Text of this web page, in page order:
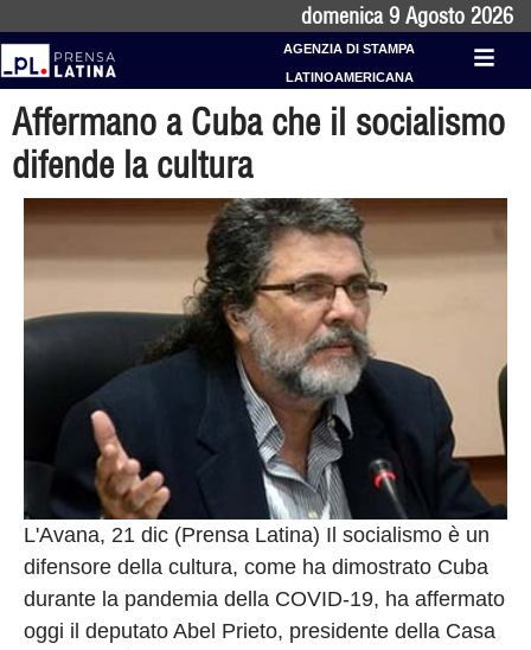
domenica 9 Agosto 2026
AGENZIA DI STAMPA
LATINOAMERICANA
Affermano a Cuba che il socialismo
difende la cultura
L'Avana, 21 dic (Prensa Latina) Il socialismo è un
difensore della cultura, come ha dimostrato Cuba
durante la pandemia della COVID-19, ha affermato
oggi il deputato Abel Prieto, presidente della Casa